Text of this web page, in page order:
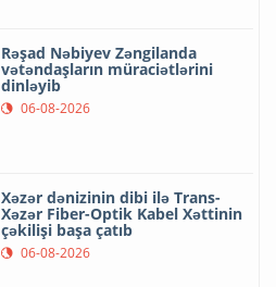
Rəşad Nəbiyev Zəngilanda
vətəndaşların müraciətlərini
dinləyib
06-08-2026
Xəzər dənizinin dibi ilə Trans-
Xəzər Fiber-Optik Kabel Xəttinin
çəkilişi başa çatıb
06-08-2026